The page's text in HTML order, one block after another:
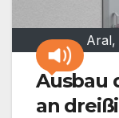
Aral,
Ausbau
an